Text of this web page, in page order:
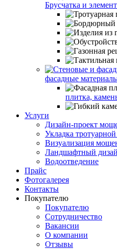
Брусчатка и
фасадные
плитка,
Услуги
Дизайн-проект
Укладка
Визуализация
Ландшафтный
Водоотведение
Прайс
Фотогалерея
Контакты
Покупателю
Покупателю
Сотрудничество
Вакансии
О компании
Отзывы